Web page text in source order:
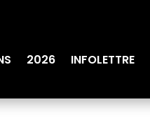
2026 INFOLETTRE